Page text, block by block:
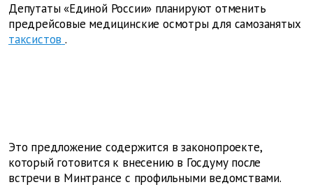
Депутаты «Единой России» планируют отменить
предрейсовые медицинские осмотры для самозанятых
таксистов .
Это предложение содержится в законопроекте,
который готовится к внесению в Госдуму после
встречи в Минтрансе с профильными ведомствами.